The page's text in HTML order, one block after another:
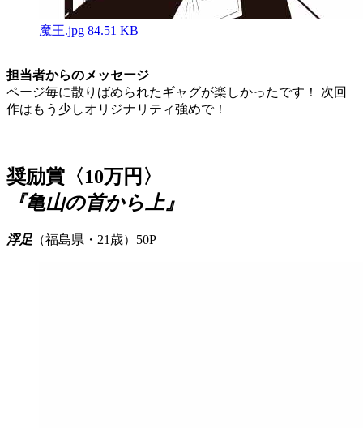
魔王.jpg 84.51 KB
担当者からのメッセージ
ページ毎に散りばめられたギャグが楽しかったです！ 次回
作はもう少しオリジナリティ強めで！
奨励賞〈10万円〉
『亀山の首から上』
浮足 （福島県・21歳）50P